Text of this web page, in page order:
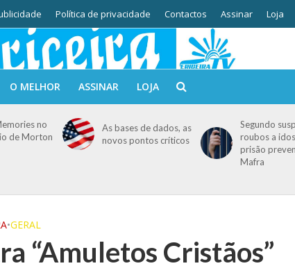
Política de privacidade Contactos Assinar Loja
O MELHOR ASSINAR LOJA
no
de Morton
As bases de dados, as
novos pontos críticos
Segundo
roubos a
prisão
Mafra
•GERAL
“Amuletos Cristãos”